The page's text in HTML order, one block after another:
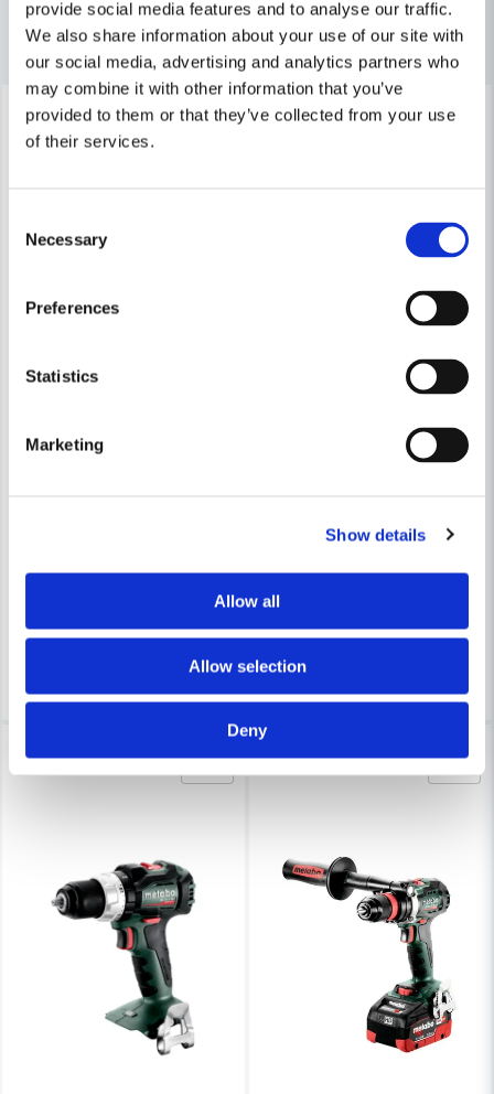
provide social media features and to analyse our traffic.
We also share information about your use of our site with
our social media, advertising and analytics partners who
may combine it with other information that you’ve
provided to them or that they’ve collected from your use
of their services.
Selection
Necessary
Preferences
Statistics
Marketing
Show details
Allow all
Allow selection
Deny
Ja, ni får publicera min fråga
Andra produkter i kategorin
2 524 kr
Leveranstid ifrån leverantör ca
3-7 arbetsdagar
-6%
6 326 kr
3-7 arbetsdagar
-6%
-6%